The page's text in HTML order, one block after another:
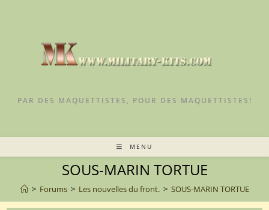
PAR DES MAQUETTISTES, POUR DES MAQUETTISTES!
MENU
SOUS-MARIN TORTUE
> Forums > Les nouvelles du front. > SOUS-MARIN TORTUE